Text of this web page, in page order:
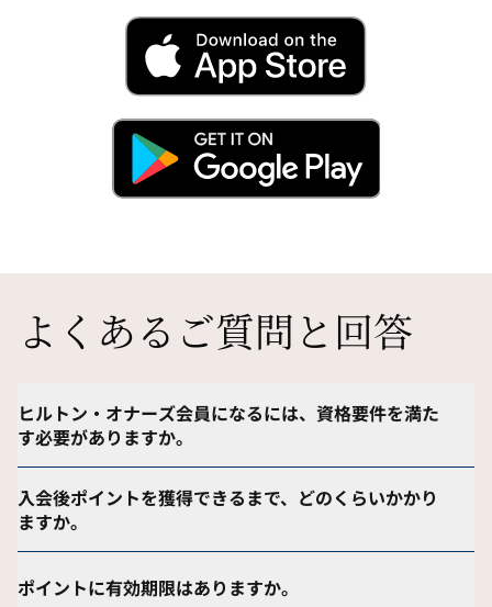
よくあるご質問と回答
ヒルトン・オナーズ会員になるには、資格要件を満た
す必要がありますか。
入会後ポイントを獲得できるまで、どのくらいかかり
ますか。
ポイントに有効期限はありますか。